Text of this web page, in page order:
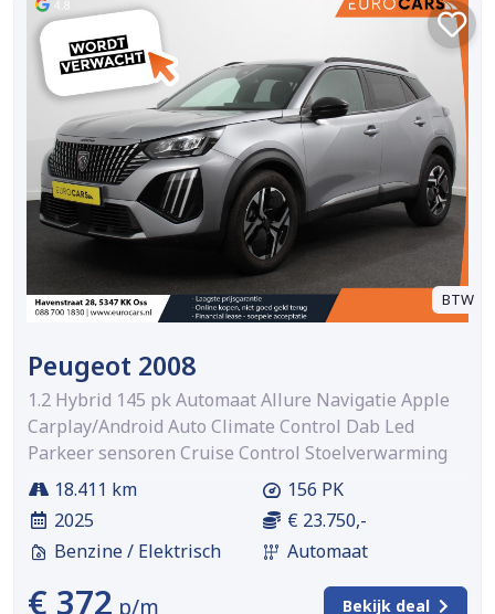
BTW
Peugeot 2008
1.2 Hybrid 145 pk Automaat Allure Navigatie Apple
Carplay/Android Auto Climate Control Dab Led
Parkeer sensoren Cruise Control Stoelverwarming
18.411 km
2025
Benzine / Elektrisch
156 PK
€ 23.750,-
Automaat
€ 372 p/m Bekijk deal